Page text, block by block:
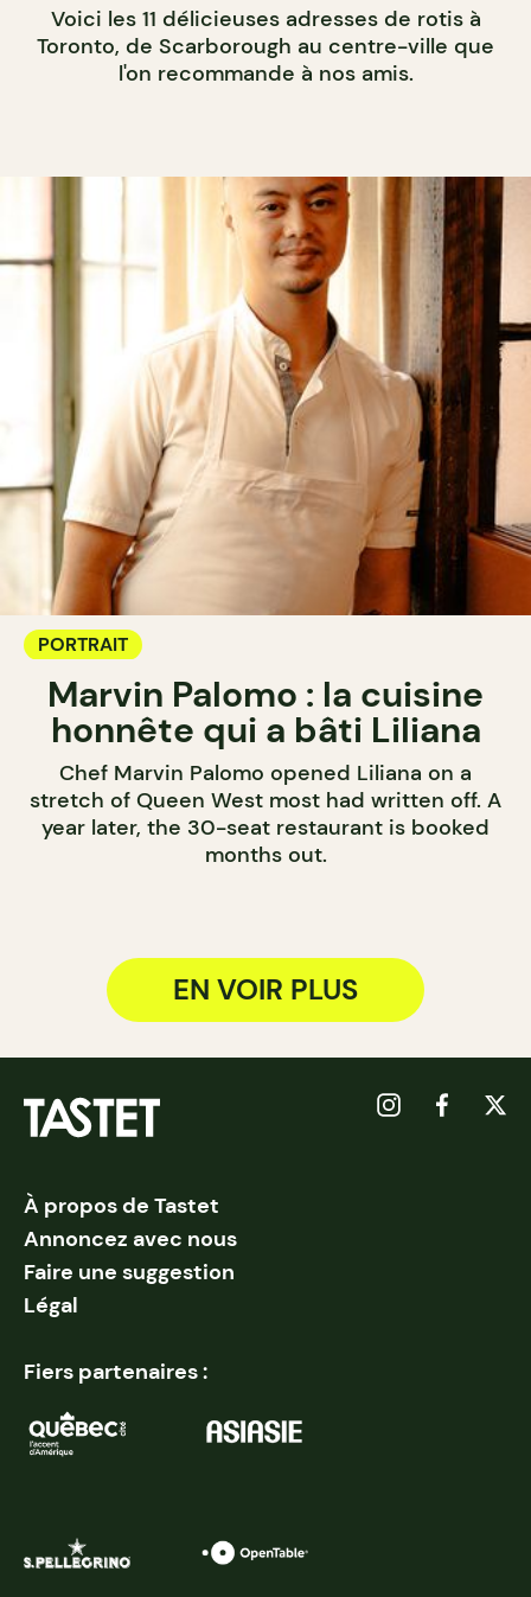
Voici les 11 délicieuses adresses de rotis à
Toronto, de Scarborough au centre-ville que
l'on recommande à nos amis.
PORTRAIT
Marvin Palomo : la cuisine
honnête qui a bâti Liliana
Chef Marvin Palomo opened Liliana on a
stretch of Queen West most had written off. A
year later, the 30-seat restaurant is booked
months out.
EN VOIR PLUS
À propos de Tastet
Annoncez avec nous
Faire une suggestion
Légal
Fiers partenaires :